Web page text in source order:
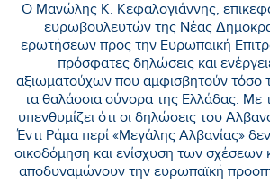
Ο Μανώλης Κ. Κεφαλογιάννης,
ευρωβουλευτών της Νέας
ερωτήσεων προς την Ευρωπαϊκή
πρόσφατες δηλώσεις και
αξιωματούχων που αμφισβητούν τόσο
τα θαλάσσια σύνορα της Ελλάδας. Με
υπενθυμίζει ότι οι δηλώσεις του
Έντι Ράμα περί «Μεγάλης Αλβανίας»
οικοδόμηση και ενίσχυση των σχέσεων
αποδυναμώνουν την ευρωπαϊκή